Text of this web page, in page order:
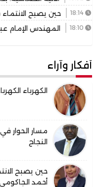
سودانية للتسوية السياسية
حين يصبح
الجاكومي يعيد النور إلى قرى
المهندس الإمام
أفكار وآراء
الكهرباء
مسار الحوار
النجاح
حين يصبح
أحمد الجاكومي